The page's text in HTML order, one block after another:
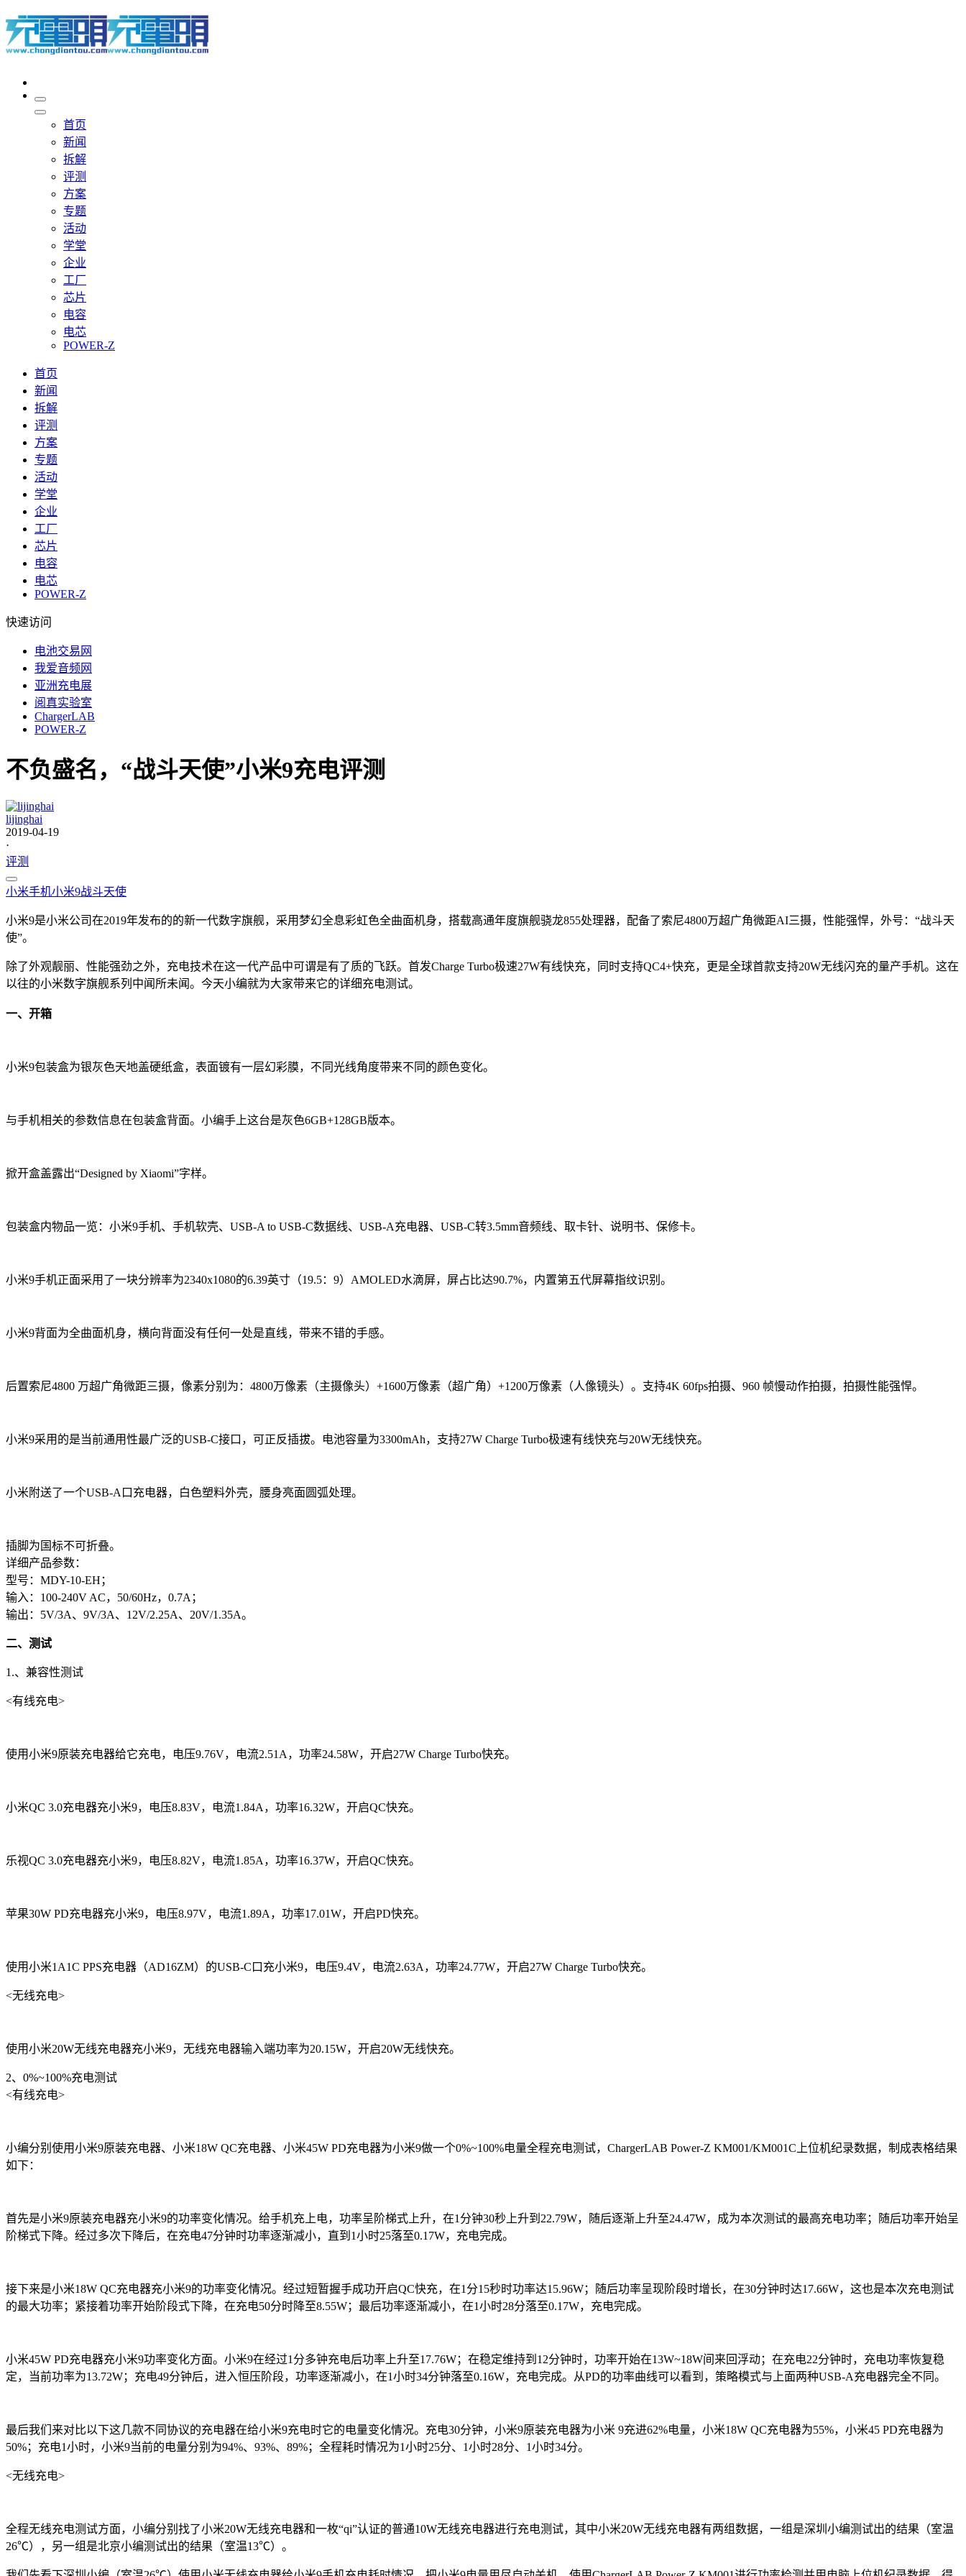
首页
新闻
拆解
评测
方案
专题
活动
学堂
企业
工厂
芯片
电容
电芯
POWER-Z
首页
新闻
拆解
评测
方案
专题
活动
学堂
企业
工厂
芯片
电容
电芯
POWER-Z
快速访问
电池交易网
我爱音频网
亚洲充电展
阅真实验室
ChargerLAB
POWER-Z
不负盛名，“战斗天使”小米9充电评测
lijinghai
2019-04-19
·
评测
小米手机小米9战斗天使
小米9是小米公司在2019年发布的的新一代数字旗舰，采用梦幻全息彩虹色全曲面机身，搭载高通年度旗舰骁龙855处理器，配备了索尼4800万超广角微距AI三摄，性能强悍，外号：“战斗天
使”。
除了外观靓丽、性能强劲之外，充电技术在这一代产品中可谓是有了质的飞跃。首发Charge Turbo极速27W有线快充，同时支持QC4+快充，更是全球首款支持20W无线闪充的量产手机。这在
以往的小米数字旗舰系列中闻所未闻。今天小编就为大家带来它的详细充电测试。
一、开箱
小米9包装盒为银灰色天地盖硬纸盒，表面镀有一层幻彩膜，不同光线角度带来不同的颜色变化。
与手机相关的参数信息在包装盒背面。小编手上这台是灰色6GB+128GB版本。
掀开盒盖露出“Designed by Xiaomi”字样。
包装盒内物品一览：小米9手机、手机软壳、USB-A to USB-C数据线、USB-A充电器、USB-C转3.5mm音频线、取卡针、说明书、保修卡。
小米9手机正面采用了一块分辨率为2340x1080的6.39英寸（19.5：9）AMOLED水滴屏，屏占比达90.7%，内置第五代屏幕指纹识别。
小米9背面为全曲面机身，横向背面没有任何一处是直线，带来不错的手感。
后置索尼4800 万超广角微距三摄，像素分别为：4800万像素（主摄像头）+1600万像素（超广角）+1200万像素（人像镜头）。支持4K 60fps拍摄、960 帧慢动作拍摄，拍摄性能强悍。
小米9采用的是当前通用性最广泛的USB-C接口，可正反插拔。电池容量为3300mAh，支持27W Charge Turbo极速有线快充与20W无线快充。
小米附送了一个USB-A口充电器，白色塑料外壳，腰身亮面圆弧处理。
插脚为国标不可折叠。
详细产品参数：
型号：MDY-10-EH；
输入：100-240V AC，50/60Hz，0.7A；
输出：5V/3A、9V/3A、12V/2.25A、20V/1.35A。
二、测试
1.、兼容性测试
<有线充电>
使用小米9原装充电器给它充电，电压9.76V，电流2.51A，功率24.58W，开启27W Charge Turbo快充。
小米QC 3.0充电器充小米9，电压8.83V，电流1.84A，功率16.32W，开启QC快充。
乐视QC 3.0充电器充小米9，电压8.82V，电流1.85A，功率16.37W，开启QC快充。
苹果30W PD充电器充小米9，电压8.97V，电流1.89A，功率17.01W，开启PD快充。
使用小米1A1C PPS充电器（AD16ZM）的USB-C口充小米9，电压9.4V，电流2.63A，功率24.77W，开启27W Charge Turbo快充。
<无线充电>
使用小米20W无线充电器充小米9，无线充电器输入端功率为20.15W，开启20W无线快充。
2、0%~100%充电测试
<有线充电>
小编分别使用小米9原装充电器、小米18W QC充电器、小米45W PD充电器为小米9做一个0%~100%电量全程充电测试，ChargerLAB Power-Z KM001/KM001C上位机纪录数据，制成表格结果
如下：
首先是小米9原装充电器充小米9的功率变化情况。给手机充上电，功率呈阶梯式上升，在1分钟30秒上升到22.79W，随后逐渐上升至24.47W，成为本次测试的最高充电功率；随后功率开始呈
阶梯式下降。经过多次下降后，在充电47分钟时功率逐渐减小，直到1小时25落至0.17W，充电完成。
接下来是小米18W QC充电器充小米9的功率变化情况。经过短暂握手成功开启QC快充，在1分15秒时功率达15.96W；随后功率呈现阶段时增长，在30分钟时达17.66W，这也是本次充电测试
的最大功率；紧接着功率开始阶段式下降，在充电50分时降至8.55W；最后功率逐渐减小，在1小时28分落至0.17W，充电完成。
小米45W PD充电器充小米9功率变化方面。小米9在经过1分多钟充电后功率上升至17.76W；在稳定维持到12分钟时，功率开始在13W~18W间来回浮动；在充电22分钟时，充电功率恢复稳
定，当前功率为13.72W；充电49分钟后，进入恒压阶段，功率逐渐减小，在1小时34分钟落至0.16W，充电完成。从PD的功率曲线可以看到，策略模式与上面两种USB-A充电器完全不同。
最后我们来对比以下这几款不同协议的充电器在给小米9充电时它的电量变化情况。充电30分钟，小米9原装充电器为小米 9充进62%电量，小米18W QC充电器为55%，小米45 PD充电器为
50%；充电1小时，小米9当前的电量分别为94%、93%、89%；全程耗时情况为1小时25分、1小时28分、1小时34分。
<无线充电>
全程无线充电测试方面，小编分别找了小米20W无线充电器和一枚“qi”认证的普通10W无线充电器进行充电测试，其中小米20W无线充电器有两组数据，一组是深圳小编测试出的结果（室温
26℃），另一组是北京小编测试出的结果（室温13℃）。